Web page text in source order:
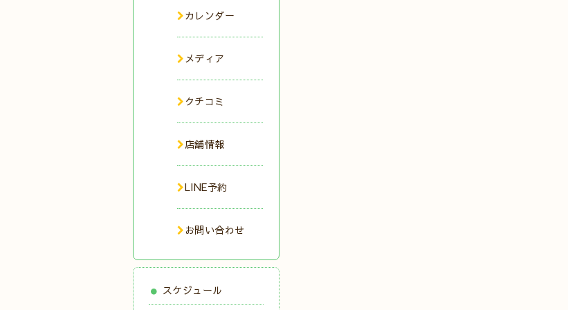
カレンダー
メディア
クチコミ
店舗情報
LINE予約
お問い合わせ
スケジュール